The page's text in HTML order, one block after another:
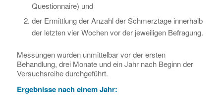
Questionnaire) und
der Ermittlung der Anzahl der Schmerztage innerhalb
der letzten vier Wochen vor der jeweiligen Befragung.
Messungen wurden unmittelbar vor der ersten
Behandlung, drei Monate und ein Jahr nach Beginn der
Versuchsreihe durchgeführt.
Ergebnisse nach einem Jahr: